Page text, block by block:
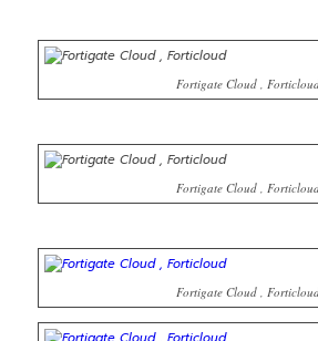
Fortigate Cloud ,
Fortigate Cloud ,
Fortigate Cloud ,